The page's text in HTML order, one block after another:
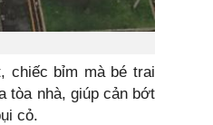
chiếc bỉm mà bé trai
tòa nhà, giúp cản bớt
cỏ.